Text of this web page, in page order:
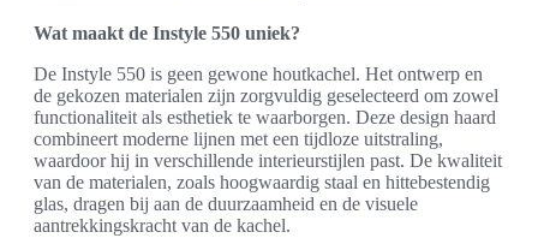
Wat maakt de Instyle 550 uniek?
De Instyle 550 is geen gewone houtkachel. Het ontwerp en
de gekozen materialen zijn zorgvuldig geselecteerd om zowel
functionaliteit als esthetiek te waarborgen. Deze design haard
combineert moderne lijnen met een tijdloze uitstraling,
waardoor hij in verschillende interieurstijlen past. De kwaliteit
van de materialen, zoals hoogwaardig staal en hittebestendig
glas, dragen bij aan de duurzaamheid en de visuele
aantrekkingskracht van de kachel.